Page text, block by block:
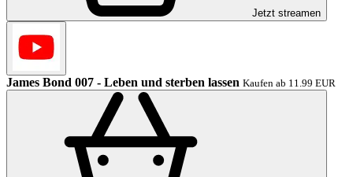
Jetzt streamen
James Bond 007 - Leben und sterben lassen Kaufen ab 11.99 EUR